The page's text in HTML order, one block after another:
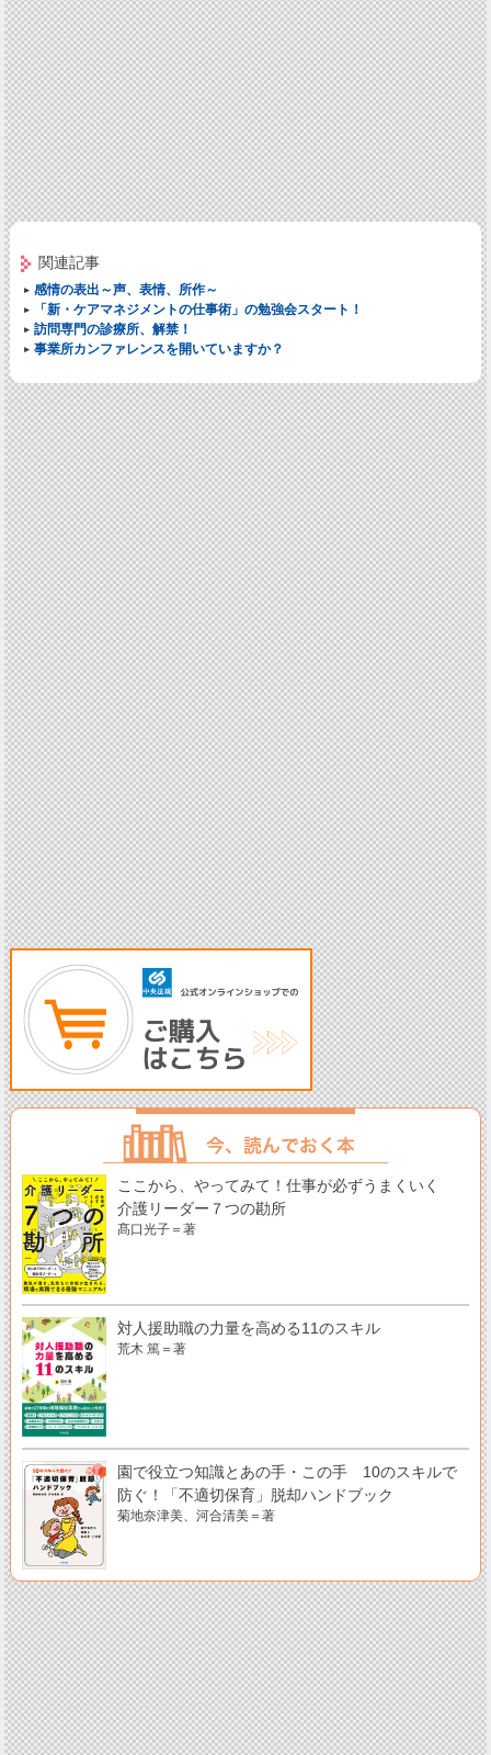
関連記事
感情の表出～声、表情、所作～
「新・ケアマネジメントの仕事術」の勉強会スタート！
訪問専門の診療所、解禁！
事業所カンファレンスを開いていますか？
ここから、やってみて！仕事が必ずうまくいく
介護リーダー７つの勘所
髙口光子＝著
対人援助職の力量を高める11のスキル
荒木 篤＝著
園で役立つ知識とあの手・この手 10のスキルで
防ぐ！「不適切保育」脱却ハンドブック
菊地奈津美、河合清美＝著